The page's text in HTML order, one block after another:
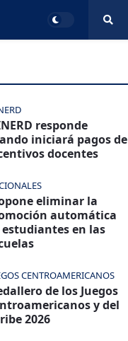
responde
iniciará pagos de
docentes
eliminar la
automática
estudiantes en las
CENTROAMERICANOS
de los Juegos
y del
2026